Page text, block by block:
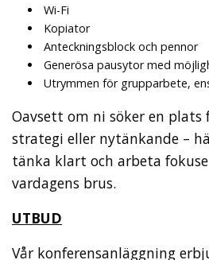
Wi-Fi
Kopiator
Anteckningsblock och pennor
Generösa pausytor med
Utrymmen för grupparbete,
Oavsett om ni söker en
strategi eller nytänkande –
tänka klart och arbeta
vardagens brus.
UTBUD
Vår konferensanläggning